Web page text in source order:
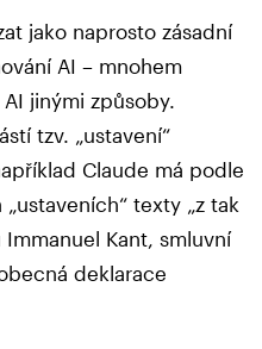
jako naprosto zásadní
AI – mnohem
jinými způsoby.
tzv. „ustavení“
Claude má podle
texty „z tak
Kant, smluvní
deklarace